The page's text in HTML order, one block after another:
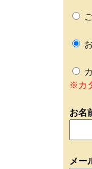
※カ
お名
メー